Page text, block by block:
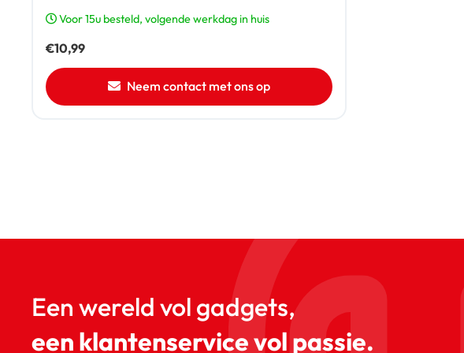
Voor 15u besteld, volgende werkdag in huis
€10,99
Neem contact met ons op
Een wereld vol gadgets,
een klantenservice vol passie.